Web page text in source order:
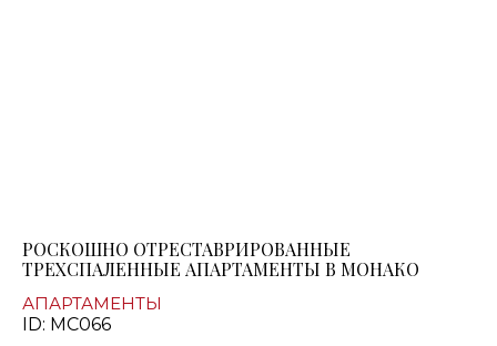
РОСКОШНО ОТРЕСТАВРИРОВАННЫЕ
ТРЕХСПАЛЕННЫЕ АПАРТАМЕНТЫ В МОНАКО
АПАРТАМЕНТЫ
ID: MC066